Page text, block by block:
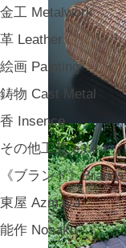
金工 Metalwork
革 Leather
絵画 Painting
鋳物 Cast Metal
香 Insence
その他工芸 e.t.c
《ブランド》Brands
東屋 Azmaya
能作 Nosaku